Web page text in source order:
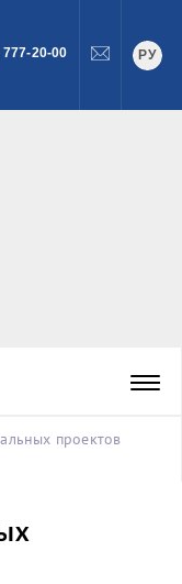
777-20-00 РУ
проектов